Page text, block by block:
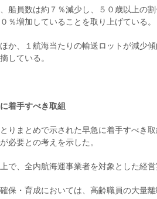
船員数は約７％減少し、５０歳以上の
％増加していることを取り上げている。
か、１航海当たりの輸送ロットが減少
している。
着手すべき取組
りまとめで示された早急に着手すべき
必要との考えを示した。
で、全内航海運事業者を対象とした経
保・育成においては、高齢職員の大量